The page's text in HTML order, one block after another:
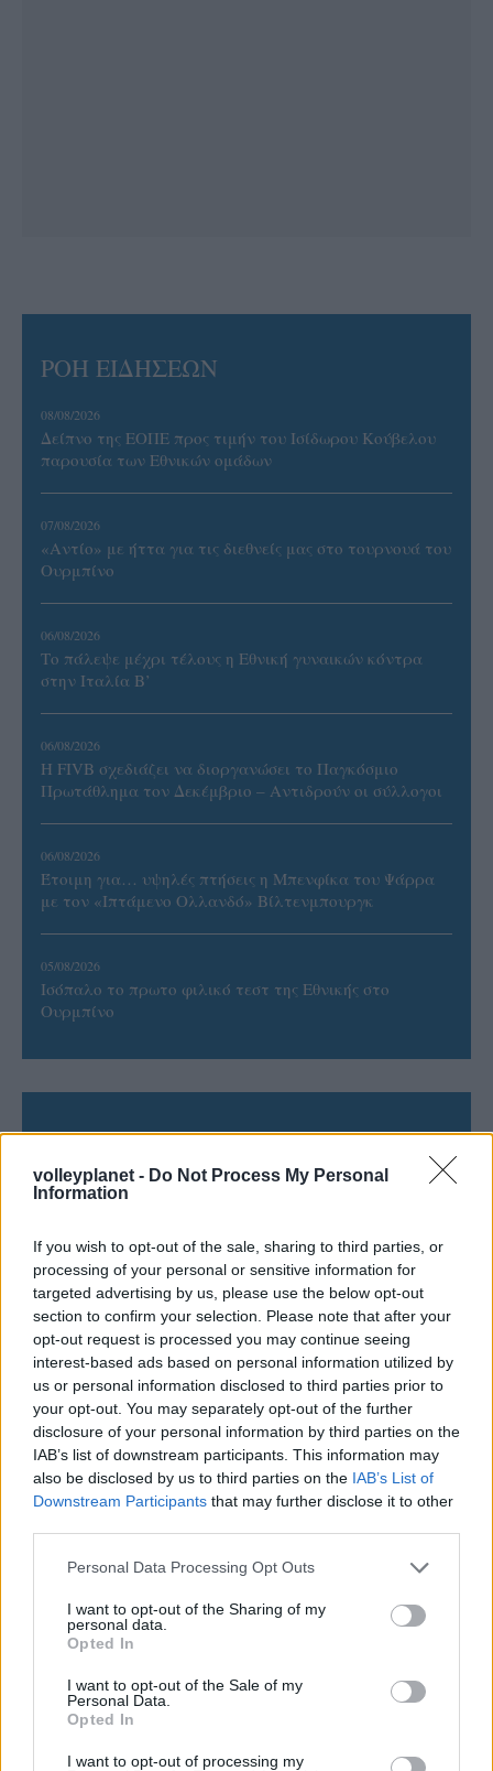
volleyplanet - Do Not Process My Personal
Information
If you wish to opt-out of the sale, sharing to third parties, or
processing of your personal or sensitive information for
targeted advertising by us, please use the below opt-out
section to confirm your selection. Please note that after your
opt-out request is processed you may continue seeing
interest-based ads based on personal information utilized by
us or personal information disclosed to third parties prior to
your opt-out. You may separately opt-out of the further
disclosure of your personal information by third parties on the
IAB’s list of downstream participants. This information may
also be disclosed by us to third parties on the IAB’s List of
Downstream Participants that may further disclose it to other
Please note that this website/app uses one or more Google
not limited to your visit or usage behaviour. You may click to
grant or deny consent to Google and its third-party tags to
use your data for below specified purposes in below Google
consent section.
Personal Data Processing Opt Outs
I want to opt-out of the Sharing of my
personal data.
Opted In
I want to opt-out of the Sale of my
Personal Data.
Opted In
I want to opt-out of processing my
ΡΟΗ ΕΙΔΗΣΕΩΝ
08/08/2026
Δείπνο της ΕΟΠΕ προς τιμήν του Ισίδωρου Κούβελου
παρουσία των Εθνικών ομάδων
07/08/2026
«Αντίο» με ήττα για τις διεθνείς μας στο τουρνουά του
Ουρμπίνο
06/08/2026
Το πάλεψε μέχρι τέλους η Εθνική γυναικών κόντρα
στην Ιταλία Β’
06/08/2026
Η FIVB σχεδιάζει να διοργανώσει το Παγκόσμιο
Πρωτάθλημα τον Δεκέμβριο – Αντιδρούν οι σύλλογοι
06/08/2026
Έτοιμη για… υψηλές πτήσεις η Μπενφίκα του Ψάρρα
με τον «Ιπτάμενο Ολλανδό» Βίλτενμπουργκ
05/08/2026
Ισόπαλο το πρωτο φιλικό τεστ της Εθνικής στο
Ουρμπίνο
ΓΝΩΜΕΣ
ΠΕΝΥ ΡΟΝΤΟΓΙΑΝΝΗ
Από την Περούτζια του 2000
στο σήμερα: Tο τρίτο
ευρωπαϊκό ραντεβού του
Παναθηναϊκού με την
ιστορία
ΗΛΙΑΣ ΠΑΠΑΪΩΑΝΝΟΥ
08/03/2026
Αναγνώριση και σεβασμός